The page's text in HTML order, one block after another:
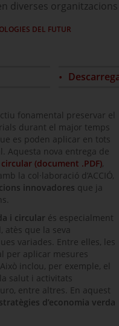
diverses
DEL FUTUR
fonamental preservar el
durant el major temps
es poden aplicar en tots
Aquesta nova entrega de
(document .PDF),
la col·laboració d’ACCIÓ,
innovadores que ja
i circular és especialment
atès que la seva
variades. Entre elles, les
per aplicar mesures
inclou, per exemple, el
salut i activitats
entre altres. En aquest
d’economia verda